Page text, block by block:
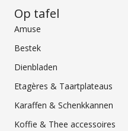
Op tafel
Amuse
Bestek
Dienbladen
Etagères & Taartplateaus
Karaffen & Schenkkannen
Koffie & Thee accessoires